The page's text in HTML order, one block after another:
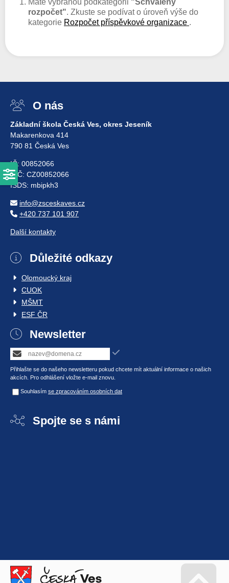
rozpočet". Zkuste se podívat o úroveň výše do
kategorie Rozpočet příspěvkové organizace .
O nás
Základní škola Česká Ves, okres Jeseník
Makarenkova 414
790 81 Česká Ves
IČ: 00852066
DIČ: CZ00852066
ISDS: mbipkh3
info@zsceskaves.cz
+420 737 101 907
Další kontakty
Důležité odkazy
Olomoucký kraj
CUOK
MŠMT
ESF ČR
Newsletter
Přihlašte se do našeho newsletteru pokud chcete mít aktuální informace o našich
akcích. Pro odhlášení vložte e-mail znovu.
Souhlasím se zpracováním osobních dat
Spojte se s námi